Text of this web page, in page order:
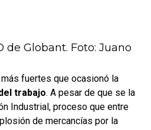
de Globant. Foto: Juano
fuertes que ocasionó la
trabajo. A pesar de que se la
Industrial, proceso que entre
de mercancías por la